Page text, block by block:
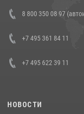
В Росгвардии прошла
боевого опыта
8 800 350 08 97
+7 495 361 84 11
+7 495 622 39 11
НОВОСТИ